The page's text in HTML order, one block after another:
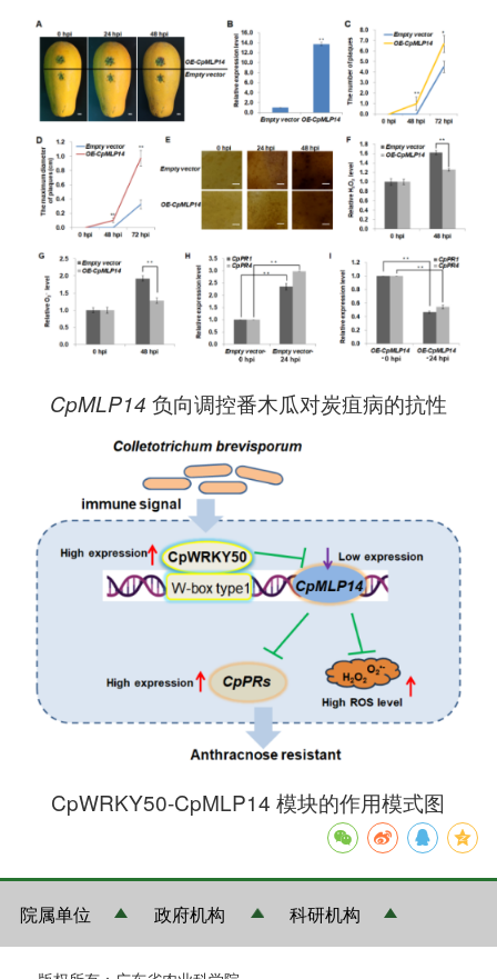
CpMLP14 负向调控番木瓜对炭疽病的抗性
CpWRKY50-CpMLP14 模块的作用模式图
院属单位 政府机构 科研机构